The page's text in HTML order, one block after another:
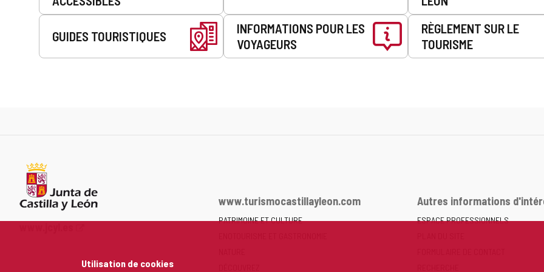
Utilisation de cookies
GUIDES TOURISTIQUES
INFORMATIONS POUR LES
VOYAGEURS
RÈGLEMENT SUR LE
TOURISME
www.turismocastillayleon.com
PATRIMOINE ET CULTURE
Autres informations
ESPACE PROFESSIONNELS